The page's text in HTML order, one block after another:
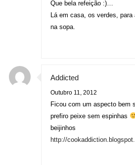
Que bela refeição :)…
Lá em casa, os verdes,
na sopa.
Addicted
Outubro 11, 2012
Ficou com um aspecto bem
prefiro peixe sem espinhas
beijinhos
http://